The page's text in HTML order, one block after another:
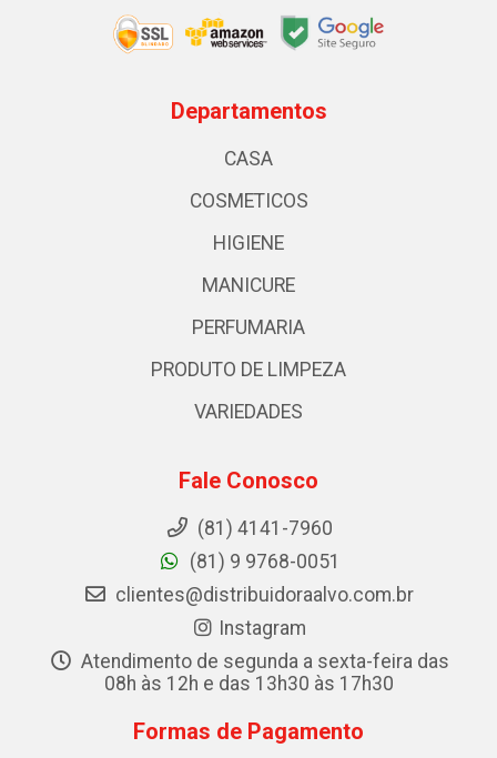
Departamentos
CASA
COSMETICOS
HIGIENE
MANICURE
PERFUMARIA
PRODUTO DE LIMPEZA
VARIEDADES
Fale Conosco
(81) 4141-7960
(81) 9 9768-0051
clientes@distribuidoraalvo.com.br
Instagram
Atendimento de segunda a sexta-feira das
08h às 12h e das 13h30 às 17h30
Formas de Pagamento